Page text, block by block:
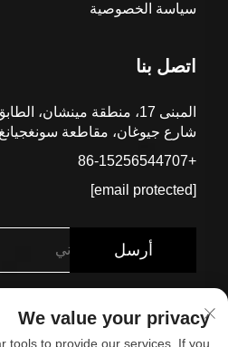
سياسة الخصوصية
اتصل بنا
شارع جيوغان، مقاطعة
+86-15256544707
[email protected]
أرسل
We value your privacy
tools to provide our services. If you